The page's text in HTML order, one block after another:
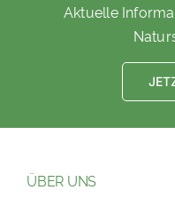
Aktuelle
ÜBER UNS